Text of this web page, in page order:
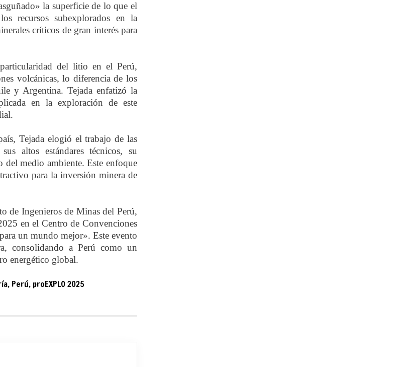
la superficie de lo que el
recursos subexplorados en la
críticos de gran interés para
del litio en el Perú,
volcánicas, lo diferencia de los
y Argentina. Tejada enfatizó la
en la exploración de este
Tejada elogió el trabajo de las
altos estándares técnicos, su
medio ambiente. Este enfoque
para la inversión minera de
de Ingenieros de Minas del Perú,
en el Centro de Convenciones
un mundo mejor». Este evento
consolidando a Perú como un
energético global.
, Perú, proEXPLO 2025